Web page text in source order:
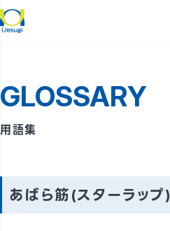
サービス案内
構造設計
携帯電話基地局強度検討
GLOSSARY
用語集
あばら筋(スターラップ)